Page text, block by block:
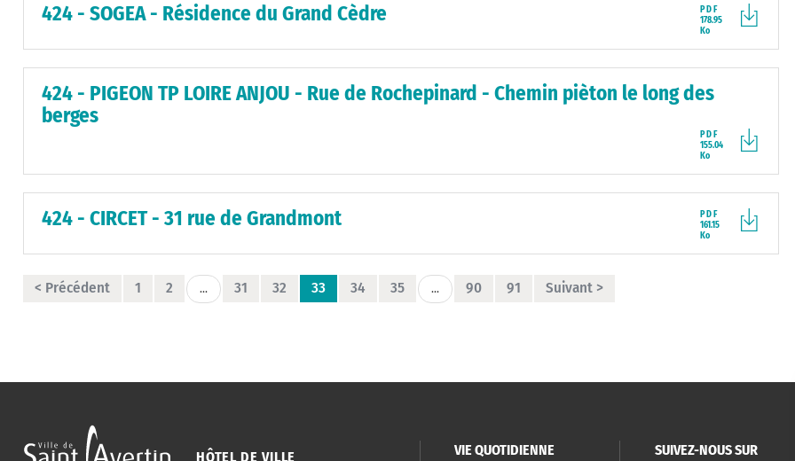
424 - SOGEA - Résidence du Grand Cèdre
PDF
178.95
Ko
424 - PIGEON TP LOIRE ANJOU - Rue de Rochepinard - Chemin pièton le long des
berges
PDF
155.04
Ko
424 - CIRCET - 31 rue de Grandmont
PDF
161.15
Ko
< Précédent 1 2 ... 31 32 33 34 35 ... 90 91 Suivant >
HÔTEL DE VILLE
VIE QUOTIDIENNE
SUIVEZ-NOUS SUR